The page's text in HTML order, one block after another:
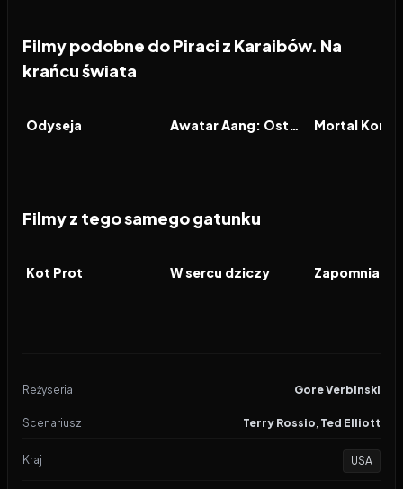
Filmy podobne do Piraci z Karaibów. Na
krańcu świata
FILM
Odyseja FILM Awatar Aang: Ostatni władca wiatru FILM
Mortal
Filmy z tego samego gatunku
FILM
Kot Prot FILM
W sercu dziczy FILM
Zapomniana
Reżyseria Gore Verbinski
Scenariusz Terry Rossio, Ted Elliott
Kraj USA